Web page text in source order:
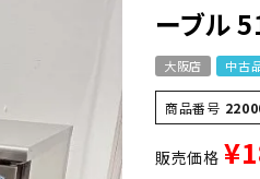
その他熱機器
ビッグアイス・その他異形
ーブル
大阪店 中古
商品番号
販売価格 ¥